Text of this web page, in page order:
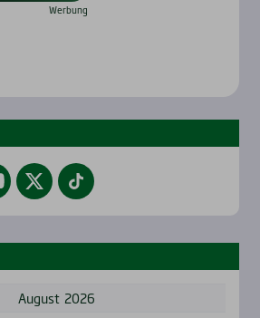
TwitterTikTok
August 2026